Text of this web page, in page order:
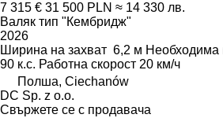
7 315 € 31 500 PLN ≈ 14 330 лв.
Валяк тип "Кембридж"
2026
Ширина на захват 6,2 м Необходима
90 к.с. Работна скорост 20 км/ч
Полша, Ciechanów
DC Sp. z o.o.
Свържете се с продавача